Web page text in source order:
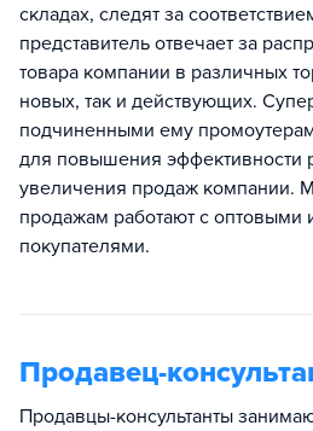
складах, следят за
представитель отвечает за
товара компании в различных
новых, так и действующих.
подчиненными ему
для повышения эффективности
увеличения продаж компании.
продажам работают с оптовыми
покупателями.
Продавец-
Продавцы-консультанты